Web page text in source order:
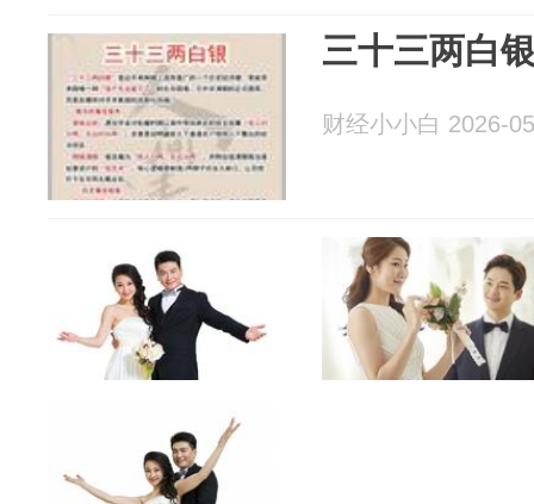
三十三两白
财经小小白 2026-